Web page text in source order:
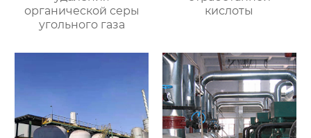
органической серы
угольного газа
кислоты